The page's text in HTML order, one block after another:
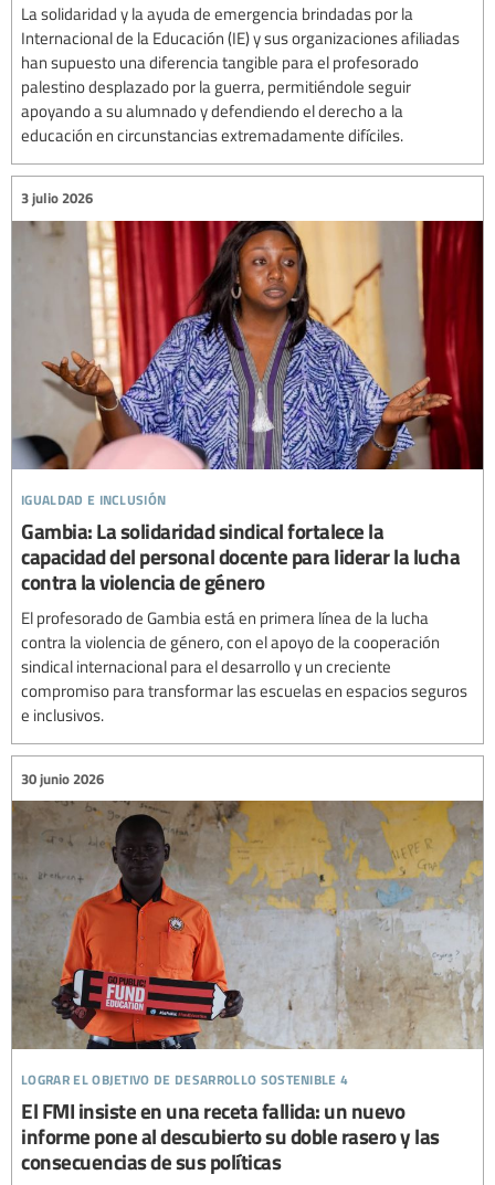
La solidaridad y la ayuda de emergencia brindadas por la
Internacional de la Educación (IE) y sus organizaciones afiliadas
han supuesto una diferencia tangible para el profesorado
palestino desplazado por la guerra, permitiéndole seguir
apoyando a su alumnado y defendiendo el derecho a la
educación en circunstancias extremadamente difíciles.
igualdad e inclusión
3 julio 2026
Gambia: La solidaridad sindical fortalece la
capacidad del personal docente para liderar la lucha
contra la violencia de género
El profesorado de Gambia está en primera línea de la lucha
contra la violencia de género, con el apoyo de la cooperación
sindical internacional para el desarrollo y un creciente
compromiso para transformar las escuelas en espacios seguros
e inclusivos.
lograr el objetivo de desarrollo sostenible 4
30 junio 2026
El FMI insiste en una receta fallida: un nuevo
informe pone al descubierto su doble rasero y las
consecuencias de sus políticas